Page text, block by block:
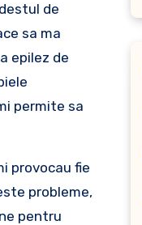
de
sa ma
epilez de
permite sa
provocau fie
probleme,
pentru